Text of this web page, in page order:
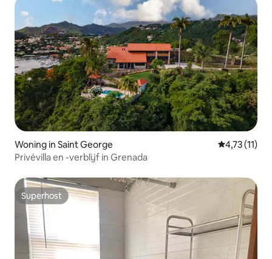
Woning in Saint George Gemiddelde
4,73 (11)
Privévilla en -verblijf in Grenada
Superhost
Superhost